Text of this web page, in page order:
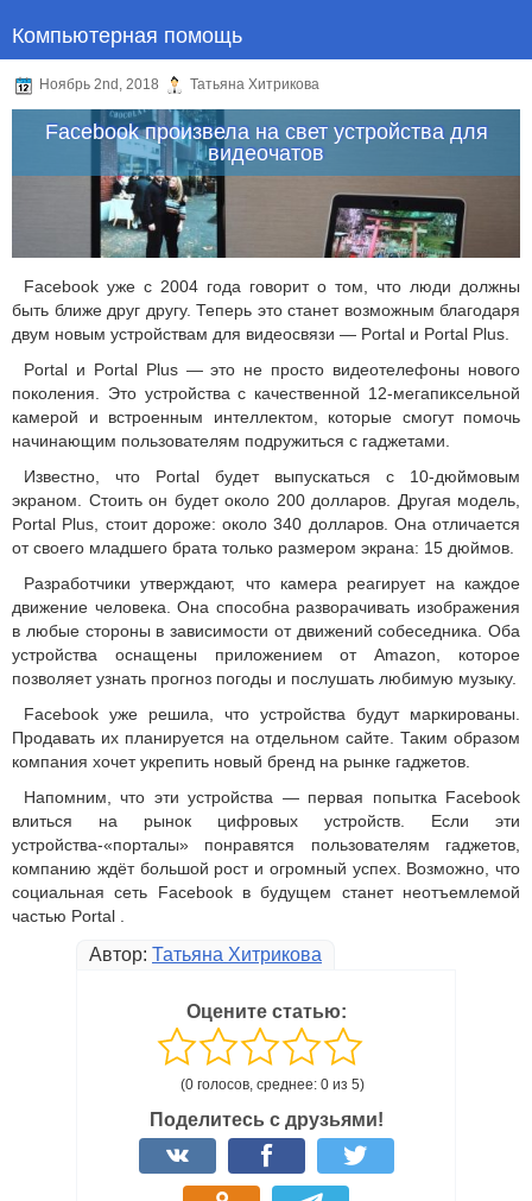
Компьютерная помощь
Ноябрь 2nd, 2018 Татьяна Хитрикова
Facebook произвела на свет устройства для
видеочатов
Facebook уже с 2004 года говорит о том, что люди должны
быть ближе друг другу. Теперь это станет возможным благодаря
двум новым устройствам для видеосвязи — Portal и Portal Plus.
Portal и Portal Plus — это не просто видеотелефоны нового
поколения. Это устройства с качественной 12-мегапиксельной
камерой и встроенным интеллектом, которые смогут помочь
начинающим пользователям подружиться с гаджетами.
Известно, что Portal будет выпускаться с 10-дюймовым
экраном. Стоить он будет около 200 долларов. Другая модель,
Portal Plus, стоит дороже: около 340 долларов. Она отличается
от своего младшего брата только размером экрана: 15 дюймов.
Разработчики утверждают, что камера реагирует на каждое
движение человека. Она способна разворачивать изображения
в любые стороны в зависимости от движений собеседника. Оба
устройства оснащены приложением от Amazon, которое
позволяет узнать прогноз погоды и послушать любимую музыку.
Facebook уже решила, что устройства будут маркированы.
Продавать их планируется на отдельном сайте. Таким образом
компания хочет укрепить новый бренд на рынке гаджетов.
Напомним, что эти устройства — первая попытка Facebook
влиться на рынок цифровых устройств. Если эти
устройства-«порталы» понравятся пользователям гаджетов,
компанию ждёт большой рост и огромный успех. Возможно, что
социальная сеть Facebook в будущем станет неотъемлемой
частью Portal .
Автор: Татьяна Хитрикова
Оцените статью:
(0 голосов, среднее: 0 из 5)
Поделитесь с друзьями!